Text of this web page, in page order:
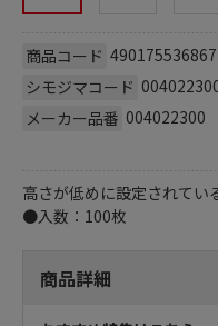
商品コード
シモジマコード
メーカー品番 004022300
高さが低めに設定されてい
●入数：100枚
商品詳細